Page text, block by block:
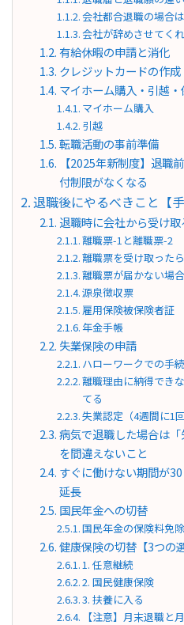
会社都合退職の場合
会社が辞めさせてく
有給休暇の申請と消化
クレジットカードの作成
マイホーム購入・引越
マイホーム購入
引越
転職活動の事前準備
【2025年新制度】退職
付制限がなくなる
退職後にやるべきこと【
退職時に会社から受け
離職票-1と離職票-2
離職票を受け取った
離職票が届かない場
源泉徴収票
雇用保険被保険者証
年金手帳
失業保険の申請
ハローワークでの手
離職理由に納得でき
てる
失業認定（4週間に1
病気で退職した場合は「
を間違えないこと
すぐに働けない期間が
延長
国民年金への切替
国民年金の保険料免
健康保険の切替【3つの
1. 任意継続
2. 国民健康保険
3. 扶養に入る
【注意】月末退職と